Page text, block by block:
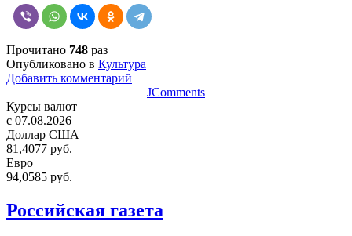
Прочитано 748 раз
Опубликовано в Культура
Добавить комментарий
JComments
Курсы валют
c 07.08.2026
Доллар США
81,4077 руб.
Евро
94,0585 руб.
Российская газета